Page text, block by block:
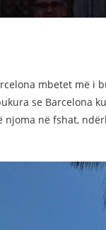
mbetet më i
se Barcelona
në fshat,